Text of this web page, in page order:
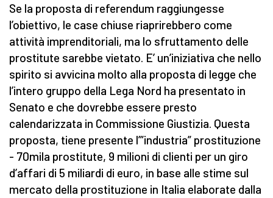
Se la proposta di referendum raggiungesse
l’obiettivo, le case chiuse riaprirebbero come
attività imprenditoriali, ma lo sfruttamento delle
prostitute sarebbe vietato. E’ un’iniziativa che nello
spirito si avvicina molto alla proposta di legge che
l’intero gruppo della Lega Nord ha presentato in
Senato e che dovrebbe essere presto
calendarizzata in Commissione Giustizia. Questa
proposta, tiene presente l’”industria” prostituzione
- 70mila prostitute, 9 milioni di clienti per un giro
d’affari di 5 miliardi di euro, in base alle stime sul
mercato della prostituzione in Italia elaborate dalla